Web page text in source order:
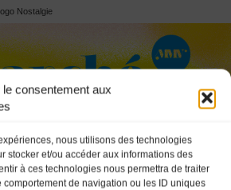
le consentement aux
nous utilisons des technologies
stocker et/ou accéder aux informations des
à ces technologies nous permettra de traiter
de navigation ou les ID uniques
Nostalgie